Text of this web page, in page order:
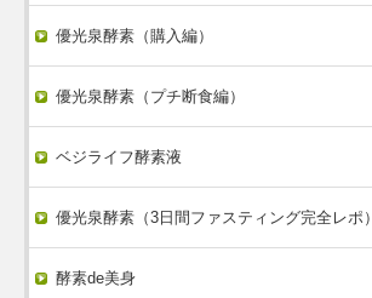
優光泉酵素（購入編）
優光泉酵素（プチ断食編）
ベジライフ酵素液
優光泉酵素（3日間ファスティング完全レポ）
酵素de美身